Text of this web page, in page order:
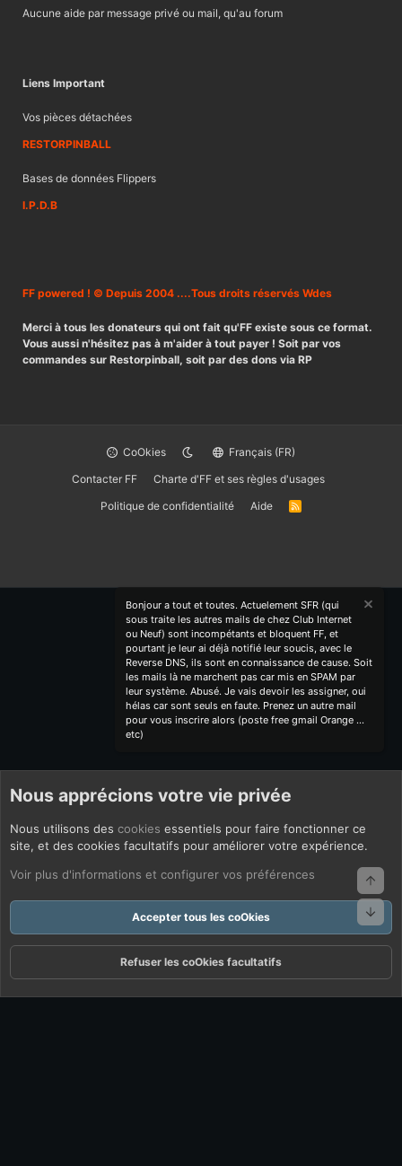
Aucune aide par message privé ou mail, qu'au forum
Liens Important
Vos pièces détachées
RESTORPINBALL
Bases de données Flippers
I.P.D.B
FF powered ! © Depuis 2004 ....Tous droits réservés Wdes
Merci à tous les donateurs qui ont fait qu'FF existe sous ce format.
Vous aussi n'hésitez pas à m'aider à tout payer ! Soit par vos
commandes sur Restorpinball, soit par des dons via RP
CoOkies
Français (FR)
Contacter FF
Charte d'FF et ses règles d'usages
Politique de confidentialité
Aide
R
Bonjour a tout et toutes. Actuelement SFR (qui
sous traite les autres mails de chez Club Internet
ou Neuf) sont incompétants et bloquent FF, et
pourtant je leur ai déjà notifié leur soucis, avec le
Reverse DNS, ils sont en connaissance de cause. Soit
les mails là ne marchent pas car mis en SPAM par
leur système. Abusé. Je vais devoir les assigner, oui
hélas car sont seuls en faute. Prenez un autre mail
pour vous inscrire alors (poste free gmail Orange ...
etc)
Nous apprécions votre vie privée
Nous utilisons des cookies essentiels pour faire fonctionner ce
site, et des cookies facultatifs pour améliorer votre expérience.
Voir plus d'informations et configurer vos préférences
Accepter tous les coOkies
Refuser les coOkies facultatifs